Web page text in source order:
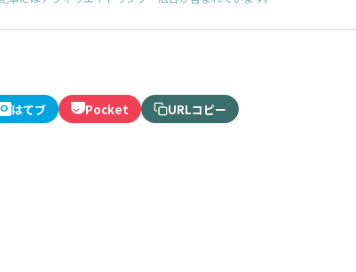
はてブ Pocket URLコピー